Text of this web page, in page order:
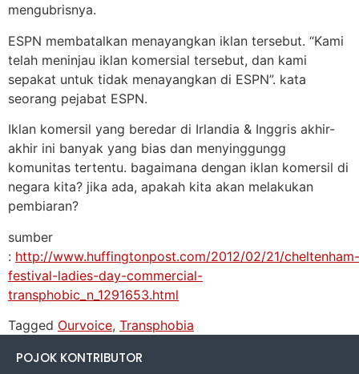
mengubrisnya.
ESPN membatalkan menayangkan iklan tersebut. “Kami
telah meninjau iklan komersial tersebut, dan kami
sepakat untuk tidak menayangkan di ESPN”. kata
seorang pejabat ESPN.
Iklan komersil yang beredar di Irlandia & Inggris akhir-
akhir ini banyak yang bias dan menyinggungg
komunitas tertentu. bagaimana dengan iklan komersil di
negara kita? jika ada, apakah kita akan melakukan
pembiaran?
sumber
: http://www.huffingtonpost.com/2012/02/21/cheltenham-
festival-ladies-day-commercial-
transphobic_n_1291653.html
Tagged Ourvoice, Transphobia
POJOK KONTRIBUTOR